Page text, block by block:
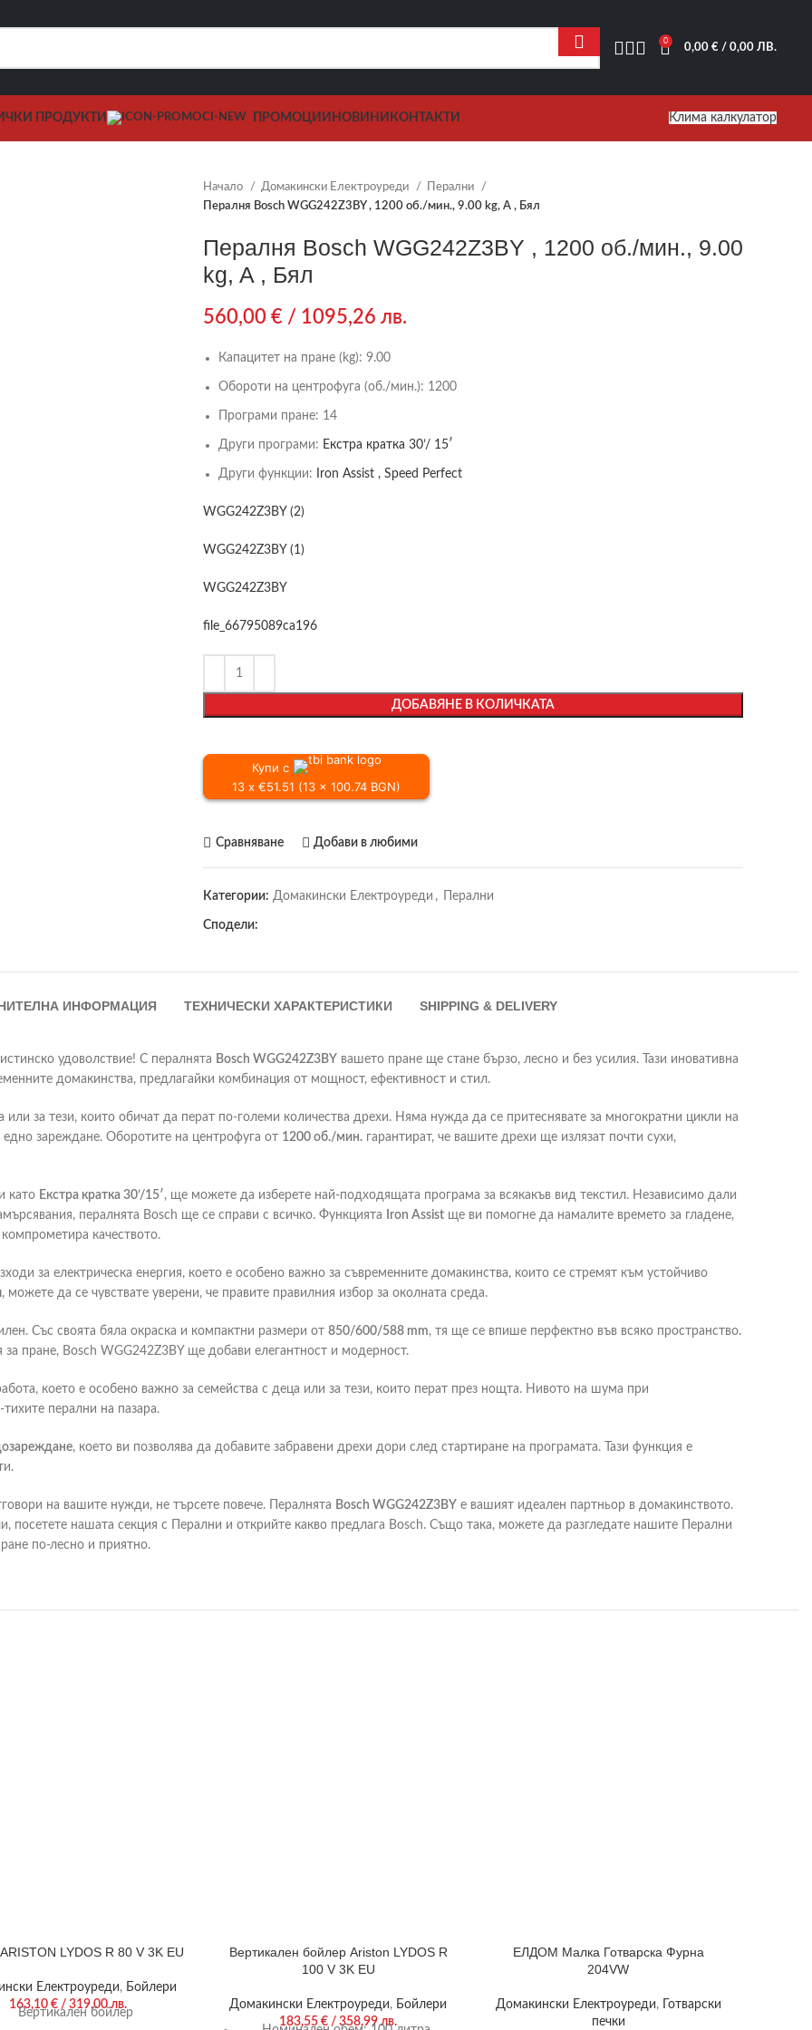
0
0,00€ / 0,00 ЛВ.
ПРОДУКТИ ПРОМОЦИИ НОВИНИ КОНТАКТИ Клима калкулатор
Начало Домакински Електроуреди
Перални
Пералня Bosch WGG242Z3BY , 1200 об./мин., 9.00 kg, A , Бял
Пералня Bosch WGG242Z3BY , 1200 об./мин., 9.00
kg, A , Бял
560,00 € / 1095,26 лв.
Капацитет на пране (kg): 9.00
Обороти на центрофуга (об./мин.): 1200
Програми пране: 14
Други програми: Екстра кратка 30’/ 15′
Други функции: Iron Assist , Speed Perfect
WGG242Z3BY (2)
WGG242Z3BY (1)
WGG242Z3BY
file_66795089ca196
ДОБАВЯНЕ В КОЛИЧКАТА
Купи с
13 x €51.51 (13 x 100.74 BGN)
Сравняване Добави в любими
Категории: Домакински Електроуреди , Перални
Сподели:
ИНФОРМАЦИЯ ТЕХНИЧЕСКИ ХАРАКТЕРИСТИКИ SHIPPING & DELIVERY
удоволствие! С пералнята Bosch WGG242Z3BY вашето пране ще стане бързо, лесно и без усилия. Тази иновативна
домакинства, предлагайки комбинация от мощност, ефективност и стил.
или за тези, които обичат да перат по-големи количества дрехи. Няма нужда да се притеснявате за многократни цикли на
зареждане. Оборотите на центрофуга от 1200 об./мин. гарантират, че вашите дрехи ще излязат почти сухи,
като Екстра кратка 30’/15′ , ще можете да изберете най-подходящата програма за всякакъв вид текстил. Независимо дали
пералнята Bosch ще се справи с всичко. Функцията
Iron Assist ще ви помогне да намалите времето за гладене,
качеството.
за електрическа енергия, което е особено важно за съвременните домакинства, които се стремят към устойчиво
, можете да се чувствате уверени, че правите правилния избор за околната среда.
Със своята бяла окраска и компактни размери от 850/600/588 mm, тя ще се впише перфектно във всяко пространство.
пране, Bosch WGG242Z3BY ще добави елегантност и модерност.
което е особено важно за семейства с деца или за тези, които перат през нощта. Нивото на шума при
перални на пазара.
, което ви позволява да добавите забравени дрехи дори след стартиране на програмата. Тази функция е
на вашите нужди, не търсете повече. Пералнята Bosch WGG242Z3BY е вашият идеален партньор в домакинството.
посетете нашата секция с Перални и открийте какво предлага Bosch. Също така, можете да разгледате нашите Перални
по-лесно и приятно.
LYDOS R 80 V 3K EU
Електроуреди, Бойлери
163,10 € / 319,00 лв.
Вертикален бойлер
Вертикален бойлер Ariston LYDOS R
100 V 3K EU
Домакински Електроуреди, Бойлери
183,55 € / 358,99 лв.
ЕЛДОМ Малка Готварска Фурна
204VW
Домакински Електроуреди,
Готварски
печки